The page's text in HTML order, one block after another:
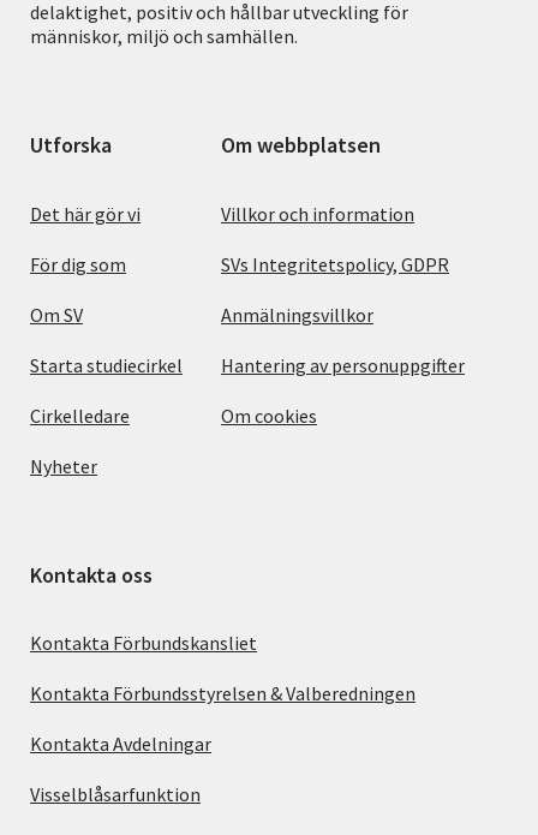
delaktighet, positiv och hållbar utveckling för
människor, miljö och samhällen.
Utforska
Det här gör vi
För dig som
Om SV
Starta studiecirkel
Cirkelledare
Nyheter
Om webbplatsen
Villkor och information
SVs Integritetspolicy, GDPR
Anmälningsvillkor
Hantering av personuppgifter
Om cookies
Kontakta oss
Kontakta Förbundskansliet
Kontakta Förbundsstyrelsen & Valberedningen
Kontakta Avdelningar
Visselblåsarfunktion